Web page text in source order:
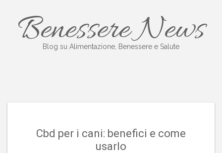
contenutoBenessere News
Blog su Alimentazione, Benessere e Salute
Cbd per i cani: benefici e come
usarlo